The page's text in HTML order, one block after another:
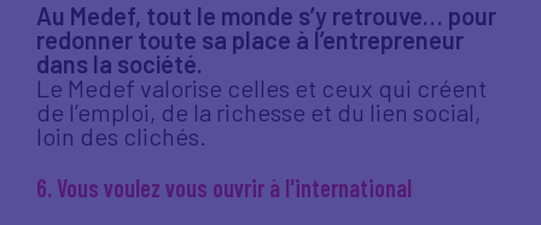
Au Medef, tout le monde s’y retrouve… pour
redonner toute sa place à l’entrepreneur
dans la société.
Le Medef valorise celles et ceux qui créent
de l’emploi, de la richesse et du lien social,
loin des clichés.
6. Vous voulez vous ouvrir à l'international